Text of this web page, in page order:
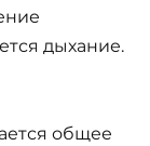
дыхание.
общее